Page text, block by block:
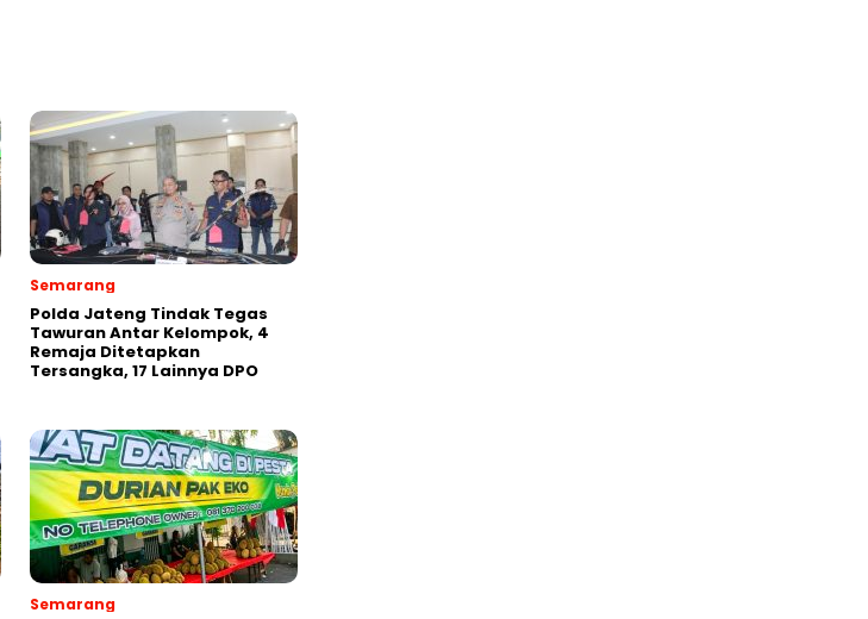
Semarang
Polda Jateng Tindak Tegas
Tawuran Antar Kelompok, 4
Remaja Ditetapkan
Tersangka, 17 Lainnya DPO
Semarang